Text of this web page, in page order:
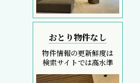
おとり物件なし
物件情報の更新鮮度は
検索サイトでは高水準